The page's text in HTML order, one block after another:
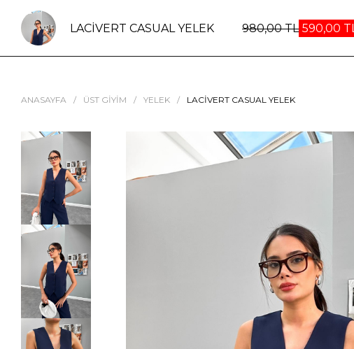
ANASAYFA ÜST GIYIM YELEK LACIVERT CASUAL YELEK
LACIVERT CASUAL YELEK 980,00 TL 590,00 TL